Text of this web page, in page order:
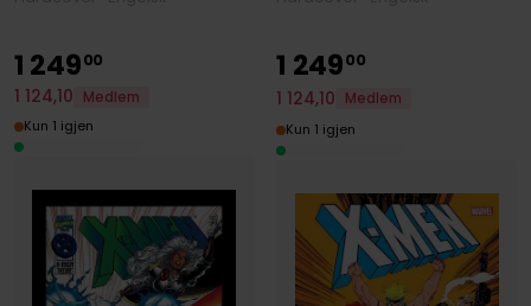
1 24900
1 124,10
Medlem
Kun 1 igjen
1 24900
1 124,10
Medlem
Kun 1 igjen